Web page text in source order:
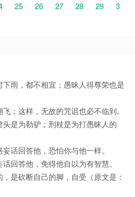
25 26 27 28 29
3
雨，都不相宜；愚昧人得尊荣也是
；这样，无故的咒诅也必不临到。
是为勒驴；刑杖是为打愚昧人的
话回答他，恐怕你与他一样。
回答他，免得他自以为有智慧。
是砍断自己的脚，自受（原文是：